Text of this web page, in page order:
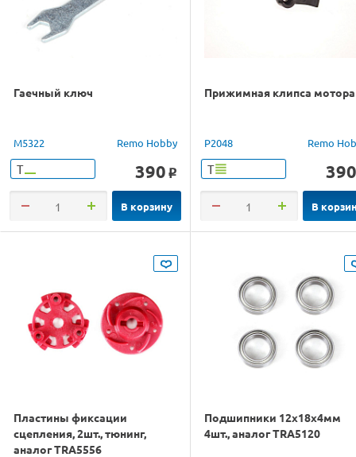
Гаечный ключ
M5322 Remo Hobby
Т 390 o
В корзину
Прижимная клипса мотора
P2048 Remo
Т 390
В
Пластины фиксации
сцепления, 2шт., тюнинг,
аналог TRA5556
Подшипники 12x18x4мм
4шт., аналог TRA5120